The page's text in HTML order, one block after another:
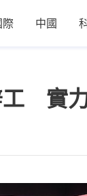
際 中國
實